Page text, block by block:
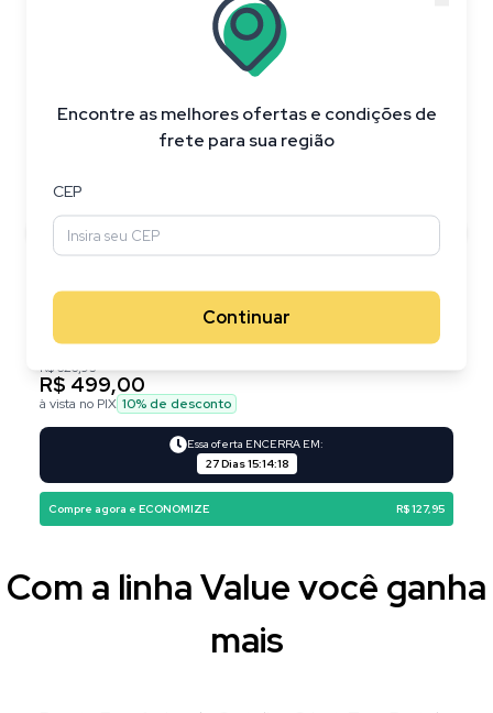
Encontre as melhores ofertas e condições de
frete para sua região
CEP
Continuar
R$ 626,95
R$ 499,00
à vista no PIX 10% de desconto
Essa oferta ENCERRA EM:
27 Dias15:14:18
Compre agora e ECONOMIZE R$ 127,95
Com a linha Value você ganha
mais